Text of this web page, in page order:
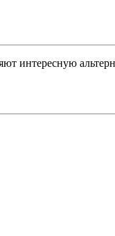
интересную